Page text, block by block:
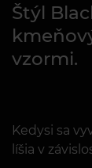
Štýl
vzormi.
Kedysi sa
líšia v